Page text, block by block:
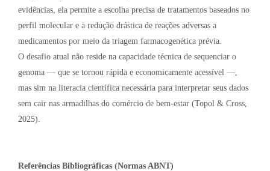
evidências, ela permite a escolha precisa de tratamentos baseados no
perfil molecular e a redução drástica de reações adversas a
medicamentos por meio da triagem farmacogenética prévia.
O desafio atual não reside na capacidade técnica de sequenciar o
genoma — que se tornou rápida e economicamente acessível —,
mas sim na literacia científica necessária para interpretar seus dados
sem cair nas armadilhas do comércio de bem-estar (Topol & Cross,
2025).
Referências Bibliográficas (Normas ABNT)